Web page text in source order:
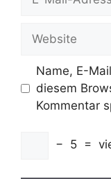
Mail-
Name, E-
diesem
Kommentar
− 5 =